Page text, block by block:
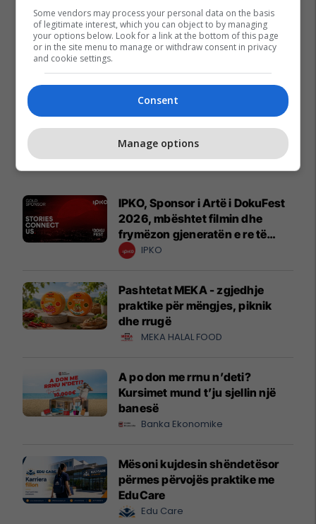
Promo Reklamo këtu
IPKO, Sponsor i Artë i DokuFest
2026, mbështet filmin dhe
frymëzon gjeneratën e re të
krijuesve
IPKO
Pashtetat MEKA - zgjedhje
praktike për mëngjes, piknik
dhe rrugë
MEKA HALAL FOOD
A po don me rrnu n’deti?
Kursimet mund t’ju sjellin një
banesë
Banka Ekonomike
Mësoni kujdesin shëndetësor
përmes përvojës praktike me
EduCare
Edu Care
Some vendors may process your personal data on the basis
of legitimate interest, which you can object to by managing
your options below. Look for a link at the bottom of this page
or in the site menu to manage or withdraw consent in privacy
and cookie settings.
Consent
Manage options